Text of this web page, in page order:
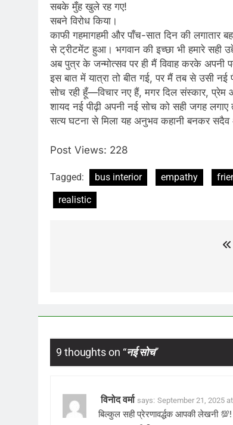
सबके मुँह खुले रह गए!
सबने विरोध किया।
काफी गहमागहमी और पाँच-सात दिन की
से ट्रीटमेंट हुआ। भगवान की इच्छा भी हमारे
अब पुत्र के जन्मोत्सव पर ही मैं विवाह करके
इस बात में यात्रा तो बीत गई, पर मैं तब से उसी नई
सोच रही हूँ—विचार नए हैं, मगर दिल संस्कार,
शायद नई पीढ़ी अपनी नई सोच को सही जगह लगाए
सत्य घटना से मिला यह अनुभव कहानी बनकर सदैव
Post Views: 228
Tagged: bus interior empathy
realistic
9 thoughts on “नई सोच”
विनोद वर्मा says: September 21, 2025
बिल्कुल सही प्रेरणावर्द्धक आपकी लेखनी 💯!